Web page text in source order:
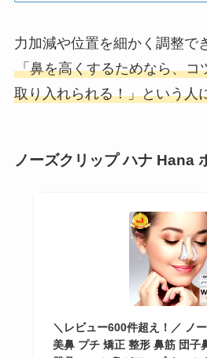
力加減や位置を細かく調整で
「鼻を高くするためなら、コ
取り入れられる！」という人
ノーズクリップ ハナ Hana
＼レビュー600件超え！／ ノ
美鼻 プチ 矯正 整形 鼻筋 団子